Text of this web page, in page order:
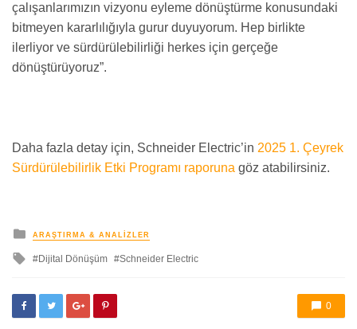
çalışanlarımızın vizyonu eyleme dönüştürme konusundaki
bitmeyen kararlılığıyla gurur duyuyorum. Hep birlikte
ilerliyor ve sürdürülebilirliği herkes için gerçeğe
dönüştürüyoruz”.
Daha fazla detay için, Schneider Electric’in 2025 1. Çeyrek
Sürdürülebilirlik Etki Programı raporuna göz atabilirsiniz.
yayınlanan
ARAŞTIRMA & ANALIZLER
ileDijital Dönüşüm Schneider Electric
0